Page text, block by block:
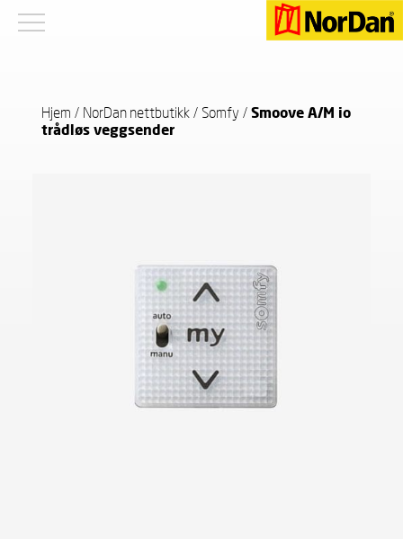
Hjem / NorDan nettbutikk / Somfy /Smoove A/M io
trådløs veggsender